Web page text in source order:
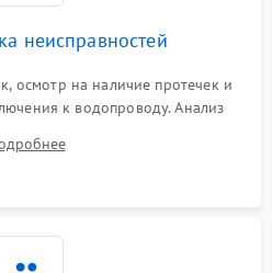
неисправностей
осмотр на наличие протечек и
к водопроводу. Анализ
слива, нагрева, вращения
системы защиты